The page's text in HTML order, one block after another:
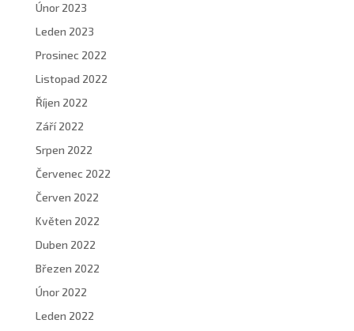
Únor 2023
Leden 2023
Prosinec 2022
Listopad 2022
Říjen 2022
Září 2022
Srpen 2022
Červenec 2022
Červen 2022
Květen 2022
Duben 2022
Březen 2022
Únor 2022
Leden 2022